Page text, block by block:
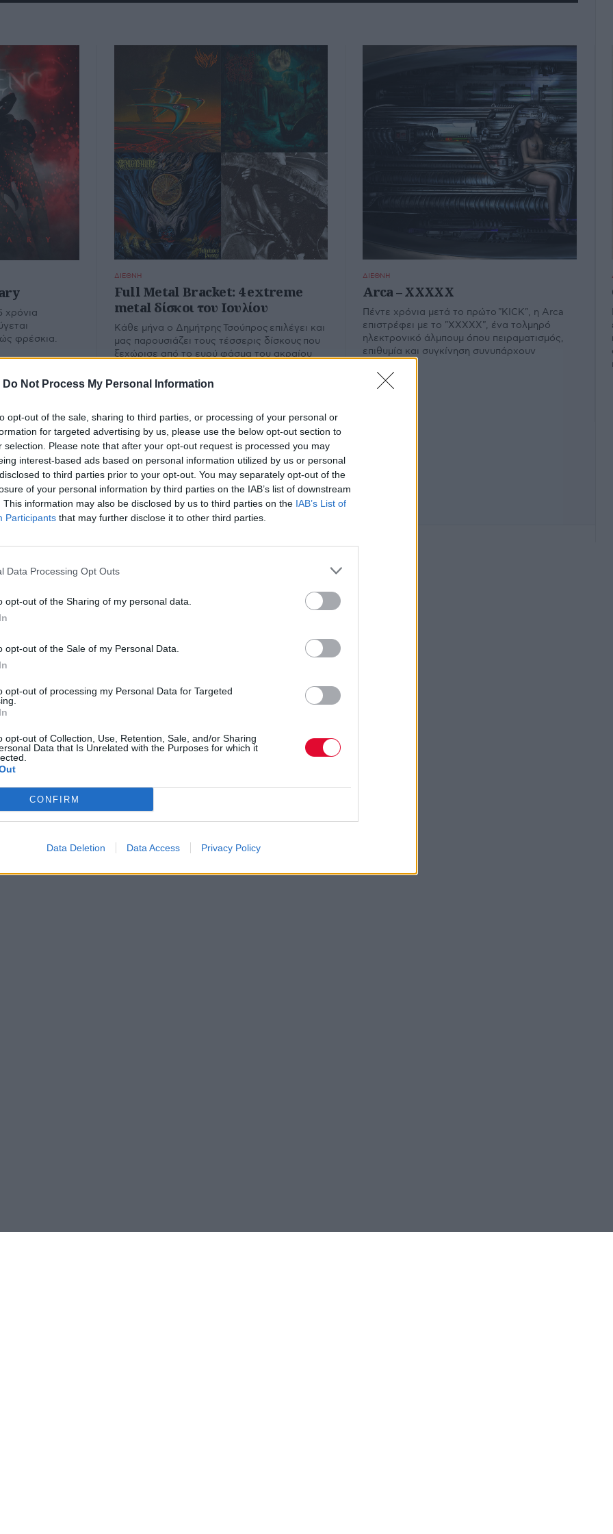
Do Not Process My Personal Information
opt-out of the sale, sharing to third parties, or processing of your personal or
for targeted advertising by us, please use the below opt-out section to
selection. Please note that after your opt-out request is processed you may
interest-based ads based on personal information utilized by us or personal
to third parties prior to your opt-out. You may separately opt-out of the
of your personal information by third parties on the IAB’s list of downstream
This information may also be disclosed by us to third parties on the IAB’s List of
Participants that may further disclose it to other third parties.
Data Processing Opt Outs
opt-out of the Sharing of my personal data.
opt-out of the Sale of my Personal Data.
opt-out of processing my Personal Data for Targeted
opt-out of Collection, Use, Retention, Sale, and/or Sharing
Data that Is Unrelated with the Purposes for which it
CONFIRM
Data Deletion Data Access Privacy Policy
χρόνια
φρέσκια.
ΔΙΕΘΝΗ
Full Metal Bracket: 4 extreme
metal δίσκοι του Ιουλίου
Κάθε μήνα ο Δημήτρης Τσούπρος επιλέγει και
μας παρουσιάζει τους τέσσερις δίσκους που
ξεχώρισε από το ευρύ φάσμα του ακραίου
ΔΙΕΘΝΗ
Arca – XXXXX
Πέντε χρόνια μετά το πρώτο "KICK", η Arca
επιστρέφει με το "XXXXX", ένα τολμηρό
ηλεκτρονικό άλμπουμ όπου πειραματισμός,
επιθυμία και συγκίνηση συνυπάρχουν
& The Fish
Εμφάνιση #
Fish και το soundtrack της